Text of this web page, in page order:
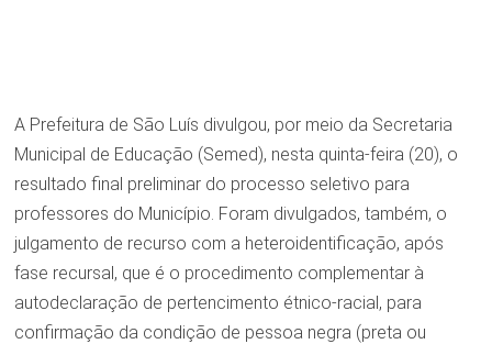
A Prefeitura de São Luís divulgou, por meio da Secretaria
Municipal de Educação (Semed), nesta quinta-feira (20), o
resultado final preliminar do processo seletivo para
professores do Município. Foram divulgados, também, o
julgamento de recurso com a heteroidentificação, após
fase recursal, que é o procedimento complementar à
autodeclaração de pertencimento étnico-racial, para
confirmação da condição de pessoa negra (preta ou